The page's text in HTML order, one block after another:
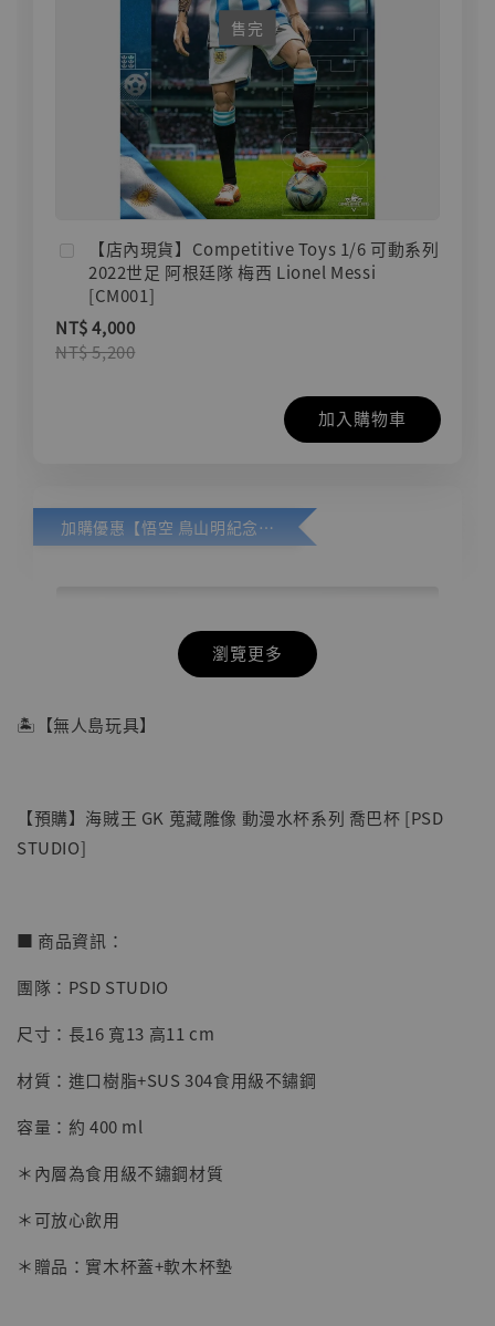
售完
【店內現貨】Competitive Toys 1/6 可動系列
2022世足 阿根廷隊 梅西 Lionel Messi
[CM001]
NT$ 4,000
NT$ 5,200
加入購物車
加購優惠【悟空 鳥山明紀念款 [奇蹟工作室]】
【店內現貨】七龍珠 系列蒐藏雕像 悟空 鳥山
明紀念款 [奇蹟工作室]
NT$ 5,580
瀏覽更多
🏝【無人島玩具】
【預購】海賊王 GK 蒐藏雕像 動漫水杯系列 喬巴杯 [PSD
STUDIO]
■ 商品資訊：
團隊：PSD STUDIO
尺寸：長16 寬13 高11 cm
材質：進口樹脂+SUS 304食用級不鏽鋼
容量：約 400 ml
＊內層為食用級不鏽鋼材質
＊可放心飲用
＊贈品：實木杯蓋+軟木杯墊